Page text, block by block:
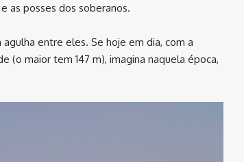
as posses dos soberanos.
entre eles. Se hoje em dia, com a
(o maior tem 147 m), imagina naquela época,